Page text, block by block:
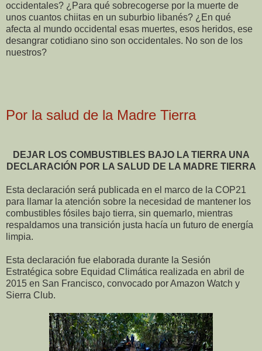
occidentales? ¿Para qué sobrecogerse por la muerte de
unos cuantos chiitas en un suburbio libanés? ¿En qué
afecta al mundo occidental esas muertes, esos heridos, ese
desangrar cotidiano sino son occidentales. No son de los
nuestros?
Por la salud de la Madre Tierra
DEJAR LOS COMBUSTIBLES BAJO LA TIERRA UNA
DECLARACIÓN POR LA SALUD DE LA MADRE TIERRA
Esta declaración será publicada en el marco de la COP21
para llamar la atención sobre la necesidad de mantener los
combustibles fósiles bajo tierra, sin quemarlo, mientras
respaldamos una transición justa hacía un futuro de energía
limpia.
Esta declaración fue elaborada durante la Sesión
Estratégica sobre Equidad Climática realizada en abril de
2015 en San Francisco, convocado por Amazon Watch y
Sierra Club.